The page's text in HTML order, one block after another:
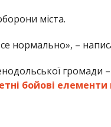
міста.
нормально», –
громади
бойові